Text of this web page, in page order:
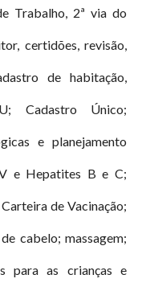
Trabalho, 2ª via do
certidões, revisão,
de habitação,
Cadastro Único;
e planejamento
e Hepatites B e C;
de Vacinação;
cabelo; massagem;
para as crianças e